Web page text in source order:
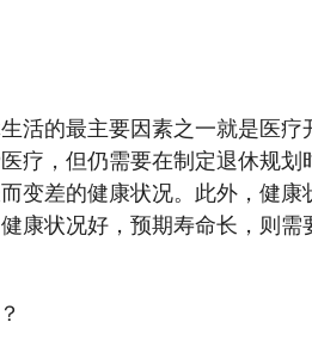
活的最主要因素之一就是医疗
疗，但仍需要在制定退休规划
变差的健康状况。此外，健康
康状况好，预期寿命长，则需